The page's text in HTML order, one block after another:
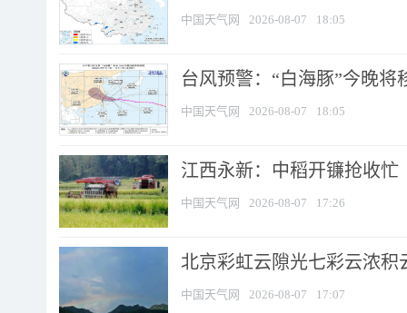
中国天气网 2026-08-07 18:05
台风预警：“白海豚”今晚将
中国天气网 2026-08-07 18:05
江西永新：中稻开镰抢收忙
中国天气网 2026-08-07 17:26
北京彩虹云隙光七彩云浓积
中国天气网 2026-08-07 17:07